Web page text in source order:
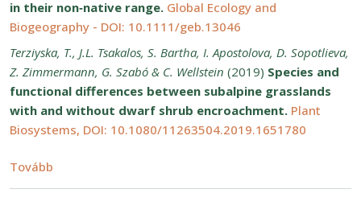
in their non‐native range. Global Ecology and
Biogeography - DOI: 10.1111/geb.13046
Terziyska, T., J.L. Tsakalos, S. Bartha, I. Apostolova, D. Sopotlieva,
Z. Zimmermann, G. Szabó & C. Wellstein (2019) Species and
functional differences between subalpine grasslands
with and without dwarf shrub encroachment. Plant
Biosystems, DOI: 10.1080/11263504.2019.1651780
Tovább